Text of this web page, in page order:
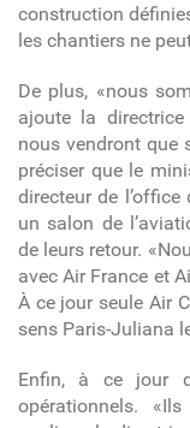
construction
les chantiers ne
De plus, «nous
ajoute la
nous vendront que
préciser que le
directeur de
un salon de
de leurs retour.
avec Air France et
À ce jour seule Air
sens Paris-Juliana
Enfin, à ce jour
opérationnels.